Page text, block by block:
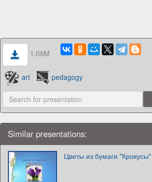
1.09M
art pedagogy
Similar presentations:
Цветы из бумаги "Крокусы"